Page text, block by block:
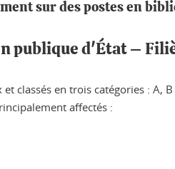
sur des postes en
publique d'État –
classés en trois catégories : A, B
affectés :